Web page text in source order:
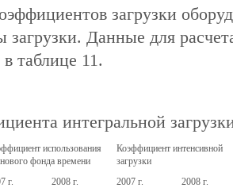
загрузки
Данные для
таблице 11.
интегральной
использования
фонда времени
Коэффициент интенсивной
загрузки
г.
2008 г. 2007 г.
2008 г.